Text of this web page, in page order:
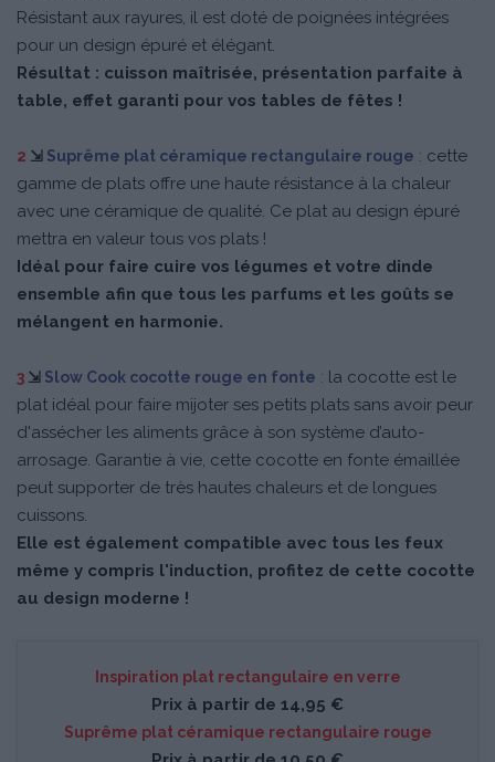
Résistant aux rayures, il est doté de poignées intégrées
pour un design épuré et élégant.
Résultat : cuisson maîtrisée, présentation parfaite à
table, effet garanti pour vos tables de fêtes !
2 ⇲ Suprême plat céramique rectangulaire rouge : cette
gamme de plats offre une haute résistance à la chaleur
avec une céramique de qualité. Ce plat au design épuré
mettra en valeur tous vos plats !
Idéal pour faire cuire vos légumes et votre dinde
ensemble afin que tous les parfums et les goûts se
mélangent en harmonie.
3 ⇲ Slow Cook cocotte rouge en fonte : la cocotte est le
plat idéal pour faire mijoter ses petits plats sans avoir peur
d'assécher les aliments grâce à son système d’auto-
arrosage. Garantie à vie, cette cocotte en fonte émaillée
peut supporter de très hautes chaleurs et de longues
cuissons.
Elle est également compatible avec tous les feux
même y compris l'induction, profitez de cette cocotte
au design moderne !
Inspiration plat rectangulaire en verre
Prix à partir de 14,95 €
Suprême plat céramique rectangulaire rouge